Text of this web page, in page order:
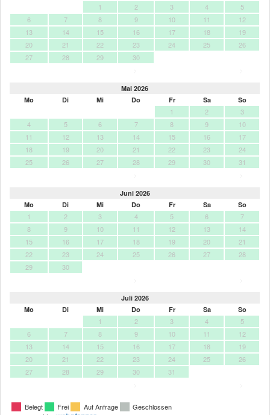
1 2 3 4
5
6
7 8 9 10 11
12
13
14 15 16 17 18
19
20
21 22 23 24 25
26
27
28 29
30
Mai 2026
Mo
Di Mi Do Fr Sa So
1 2
3
4
5 6 7 8 9
10
11
12 13 14 15 16
17
18
19 20 21 22 23
24
25
26 27 28 29 30
31
Juni 2026
Mo
Di Mi Do Fr Sa So
1 2 3 4 5 6
7
8
9 10 11 12 13
14
15
16 17 18 19 20
21
22
23 24 25 26 27
28
29
30
Juli 2026
Mo
Di Mi Do Fr Sa So
1 2 3 4
5
6
7 8 9 10 11
12
13
14 15 16 17 18
19
20
21 22 23 24 25
26
27
28 29 30
31
Belegt Frei Auf Anfrage Geschlossen